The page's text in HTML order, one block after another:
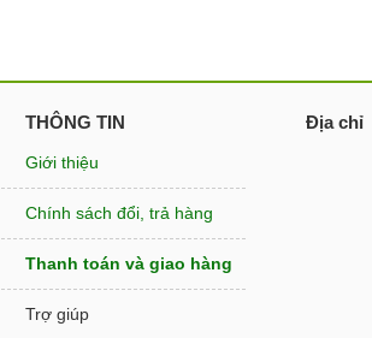
THÔNG TIN
Giới thiệu
Chính sách đổi, trả hàng
Thanh toán và giao hàng
Trợ giúp
Địa chỉ